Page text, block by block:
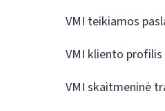
VMI teikiamos
VMI kliento profilis
VMI skaitmeninė